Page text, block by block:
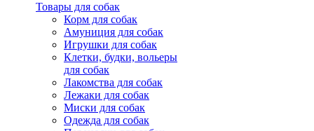
Товары для собак
Корм для собак
Амуниция для собак
Игрушки для собак
Клетки, будки, вольеры
для собак
Лакомства для собак
Лежаки для собак
Миски для собак
Одежда для собак